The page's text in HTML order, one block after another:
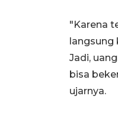
"Karena
langsung
Jadi,
bisa
ujarnya.